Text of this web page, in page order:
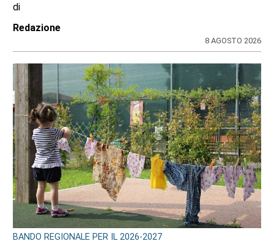
di
Redazione
8 AGOSTO 2026
BANDO REGIONALE PER IL 2026-2027